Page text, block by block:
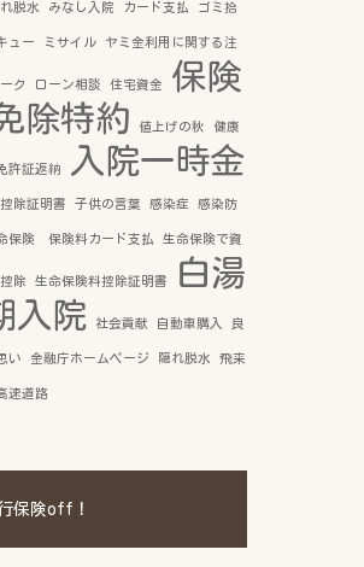
脱水 みなし入院 カード支払 ゴミ拾
ュー ミサイル ヤミ金利用に関する注
ク ローン相談 住宅資金
保険
除特約
値上げの秋 健康
許証返納 入院一時金
除証明書 子供の言葉 感染症 感染防
保険 保険料カード支払 生命保険で資
除 生命保険料控除証明書 白湯
入院 社会貢献 自動車購入 良
い 金融庁ホームページ 隠れ脱水 飛来
速道路
保険off！